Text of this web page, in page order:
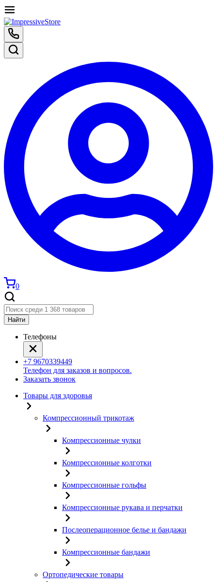
0
Найти
Телефоны
+7 9670339449
Телефон для заказов и вопросов.
Заказать звонок
Товары для здоровья
Компрессионный трикотаж
Компрессионные чулки
Компрессионные колготки
Компрессионные гольфы
Компрессионные рукава и перчатки
Послеоперационное белье и бандажи
Компрессионные бандажи
Ортопедические товары